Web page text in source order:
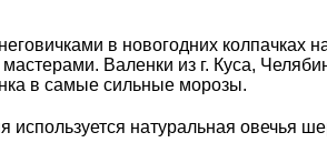
в новогодних колпачках
Валенки из г. Куса,
в самые сильные морозы.
натуральная овечья